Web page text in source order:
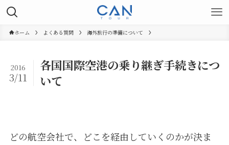
ホーム よくある質問 海外旅行の準備について
各国国際空港の乗り継ぎ手続きにつ
いて
2016
3/11
どの航空会社で、どこを経由していくのかが決ま